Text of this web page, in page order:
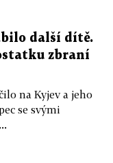
další dítě.
zbraní
na Kyjev a jeho
se svými